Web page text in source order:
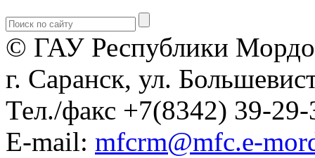
© ГАУ Республики
г. Саранск, ул.
Тел./факс +7(8342) 39-29-
E-mail: mfcrm@mfc.e-